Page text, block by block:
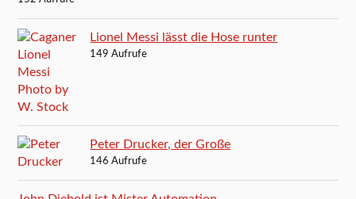
Lionel Messi lässt die Hose runter
149 Aufrufe
Peter Drucker, der Große
146 Aufrufe